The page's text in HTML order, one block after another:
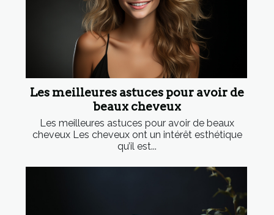
Les meilleures astuces pour avoir de
beaux cheveux
Les meilleures astuces pour avoir de beaux
cheveux Les cheveux ont un intérêt esthétique
qu’il est...